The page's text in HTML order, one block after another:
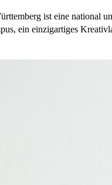
ist eine national
ein einzigartiges